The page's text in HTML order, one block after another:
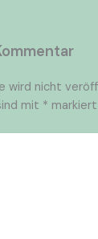
wird nicht
mit * markiert